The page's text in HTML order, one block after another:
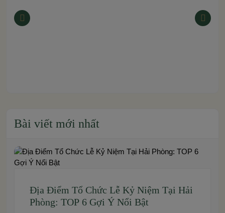
Bài viết mới nhất
Địa Điểm Tổ Chức Lễ Kỷ Niệm Tại Hải
Phòng: TOP 6 Gợi Ý Nổi Bật